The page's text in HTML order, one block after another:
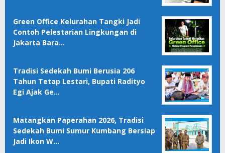
Green Office Kelurahan Tangki Jadi
Contoh Pelestarian Lingkungan di
Jakarta Bara…
Tradisi Sedekah Bumi Berusia 206
Tahun Tetap Lestari, Bupati Radityo
Egi Ajak Ge…
Matangkan Paperahan 2026, Tradisi
Sedekah Bumi Sumur Kumbang Bersiap
Jadi Ikon W…